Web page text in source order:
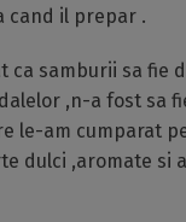
cand il prepar .
ca samburii sa fie
,n-a fost sa
le-am cumparat
dulci ,aromate si